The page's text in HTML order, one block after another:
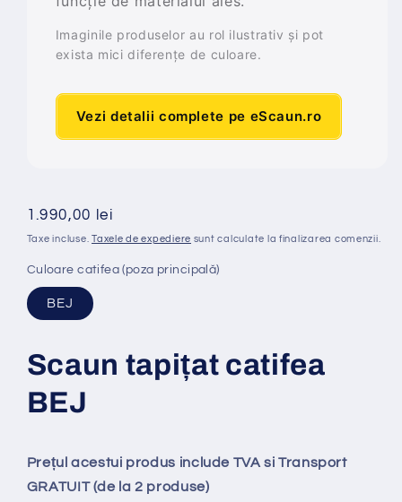
Imaginile produselor au rol ilustrativ și pot
exista mici diferențe de culoare.
Vezi detalii complete pe eScaun.ro
Preț
obișnuit
1.990,00 lei
Taxe incluse.Taxele de expediere sunt calculate la finalizarea comenzii.
Culoare catifea (poza principală)
BEJ
Scaun tapițat catifea
BEJ
Prețul acestui produs include TVA si Transport
GRATUIT (de la 2 produse)